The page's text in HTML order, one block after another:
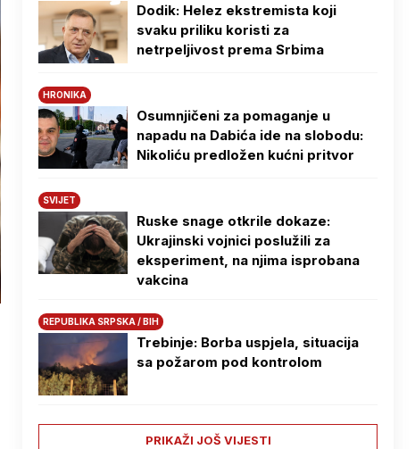
Dodik: Helez ekstremista koji
svaku priliku koristi za
netrpeljivost prema Srbima
HRONIKA
Osumnjičeni za pomaganje u
napadu na Dabića ide na slobodu:
Nikoliću predložen kućni pritvor
SVIJET
Ruske snage otkrile dokaze:
Ukrajinski vojnici poslužili za
eksperiment, na njima isprobana
vakcina
REPUBLIKA SRPSKA / BIH
Trebinje: Borba uspjela, situacija
sa požarom pod kontrolom
PRIKAŽI JOŠ VIJESTI